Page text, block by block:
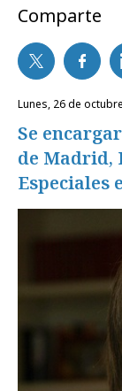
Comparte
lunes, 26 de
Se
de Madrid,
Especiales